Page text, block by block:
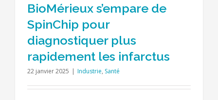
BioMérieux s’empare de
SpinChip pour
diagnostiquer plus
rapidement les infarctus
22 janvier 2025 | Industrie, Santé